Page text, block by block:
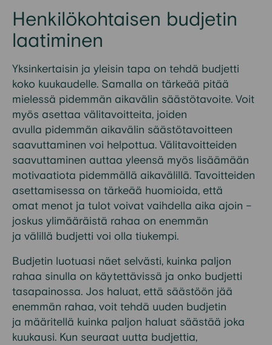
Henkilökohtaisen budjetin
laatiminen
Yksinkertaisin ja yleisin tapa on tehdä budjetti
koko kuukaudelle. Samalla on tärkeää pitää
mielessä pidemmän aikavälin säästötavoite. Voit
myös asettaa välitavoitteita, joiden
avulla pidemmän aikavälin säästötavoitteen
saavuttaminen voi helpottua. Välitavoitteiden
saavuttaminen auttaa yleensä myös lisäämään
motivaatiota pidemmällä aikavälillä. Tavoitteiden
asettamisessa on tärkeää huomioida, että
omat menot ja tulot voivat vaihdella aika ajoin –
joskus ylimääräistä rahaa on enemmän
ja välillä budjetti voi olla tiukempi.
Budjetin luotuasi näet selvästi, kuinka paljon
rahaa sinulla on käytettävissä ja onko budjetti
tasapainossa. Jos haluat, että säästöön jää
enemmän rahaa, voit tehdä uuden budjetin
ja määritellä kuinka paljon haluat säästää joka
kuukausi. Kun seuraat uutta budjettia,